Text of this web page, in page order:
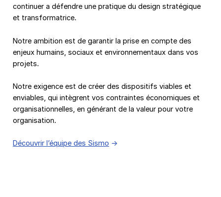
continuer a défendre une pratique du design stratégique
et transformatrice.
Notre ambition est de garantir la prise en compte des
enjeux humains, sociaux et environnementaux dans vos
projets.
Notre exigence est de créer des dispositifs viables et
enviables, qui intègrent vos contraintes économiques et
organisationnelles, en générant de la valeur pour votre
organisation.
Découvrir l’équipe des Sismo